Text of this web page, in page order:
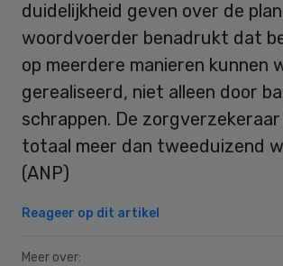
duidelijkheid geven over de
woordvoerder benadrukt dat
op meerdere manieren kunnen
gerealiseerd, niet alleen door
schrappen. De
totaal meer dan tweeduizend
(ANP)
Reageer op dit artikel
Meer over: